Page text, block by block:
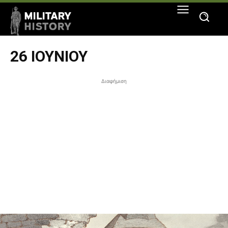
26 ΙΟΥΝΊΟΥ
Διαφήμιση